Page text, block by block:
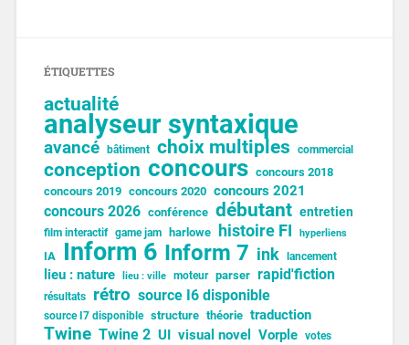
ÉTIQUETTES
actualité
analyseur syntaxique
avancé bâtiment choix multiples commercial
conception concours concours 2018
concours 2019 concours 2020 concours 2021
concours 2026 conférence débutant entretien
film interactif game jam harlowe histoire FI hyperliens
IA Inform 6 Inform 7 ink lancement
lieu : nature lieu : ville moteur parser rapid'fiction
résultats rétro source I6 disponible
source I7 disponible structure théorie traduction
Twine Twine 2 UI visual novel Vorple votes